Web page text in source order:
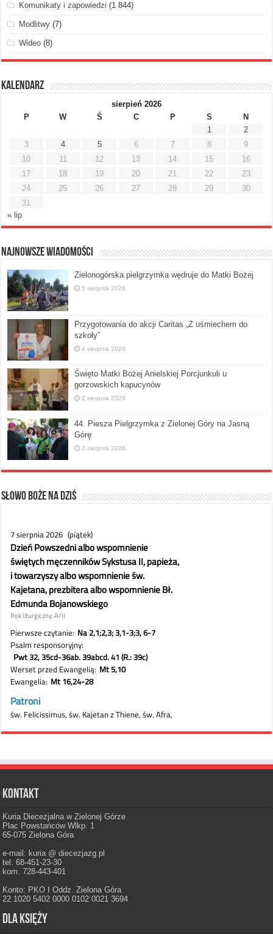
Komunikaty i zapowiedzi (1 844)
Modlitwy (7)
Wideo (8)
Kalendarz
sierpień 2026
P
W Ś C P S
N
1
2
3
4 5 6 7 8
9
10
11 12 13 14 15
16
17
18 19 20 21 22
23
24
25 26 27 28 29
30
31
« lip
Najnowsze Wiadomości
Zielonogórska pielgrzymka wędruje do Matki Bożej
5 sierpnia 2026
Przygotowania do akcji Caritas „Z uśmiechem do
szkoły”
4 sierpnia 2026
Święto Matki Bożej Anielskiej Porcjunkuli u
gorzowskich kapucynów
2 sierpnia 2026
44. Piesza Pielgrzymka z Zielonej Góry na Jasną
Górę
2 sierpnia 2026
Słowo Boże na dziś
Kontakt
Kuria Diecezjalna w Zielonej Górze
Plac Powstańców Wlkp. 1
65-075 Zielona Góra
e-mail: kuria @ diecezjazg.pl
tel. 68-451-23-30
kom. 728-443-401
Konto: PKO I Oddz. Zielona Góra
22 1020 5402 0000 0102 0021 3694
Dla księży